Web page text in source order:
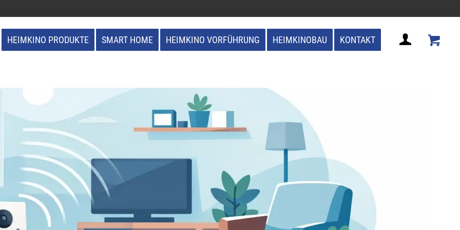
HEIMKINO PRODUKTE SMART HOME HEIMKINO VORFÜHRUNG HEIMKINOBAU KONTAKT